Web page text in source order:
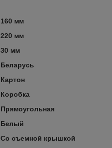
160 мм
220 мм
30 мм
Беларусь
Картон
Коробка
Прямоугольная
Белый
Со съемной крышкой